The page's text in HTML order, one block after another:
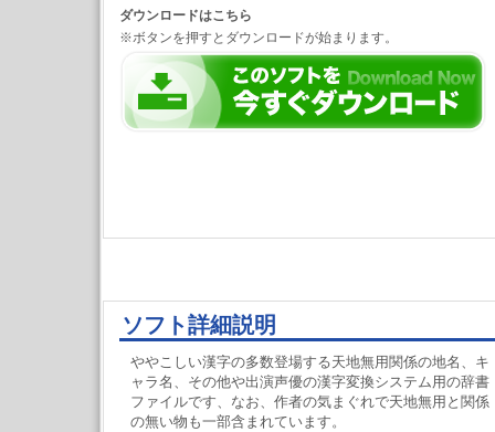
ダウンロードはこちら
※ボタンを押すとダウンロードが始まります。
ソフト詳細説明
ややこしい漢字の多数登場する天地無用関係の地名、キ
ャラ名、その他や出演声優の漢字変換システム用の辞書
ファイルです、なお、作者の気まぐれで天地無用と関係
の無い物も一部含まれています。